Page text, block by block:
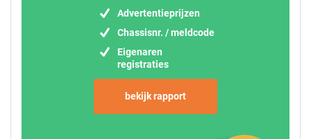
Advertentieprijzen
Chassisnr. / meldcode
Eigenaren
registraties
bekijk rapport